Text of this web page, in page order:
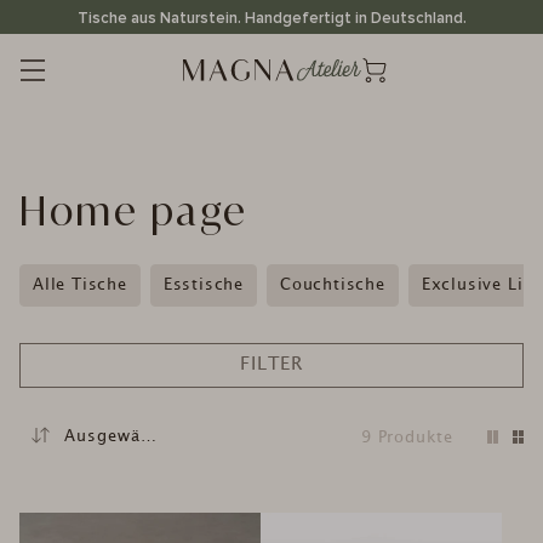
zum
Inhalt
Tische aus Naturstein. Handgefertigt in Deutschland.
K
t
o
r
e
Home page
Alle Tische Esstische Couchtische Exclusive Line
FILTER
9 Produkte